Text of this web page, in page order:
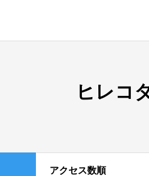
ヒレコ
アクセス数順